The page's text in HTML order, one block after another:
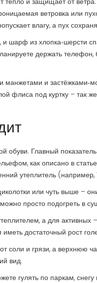
ветровка или
влагу, а пух
из хлопка‑шерсти
держать
и
флиса под куртку – так
обуви. Главный
как описано в
утеплитель
или чуть выше –
просто подогреть в
а для активных
достаточный рост
соли и грязи, а верхнюю
вид.
гулять по паркам, снегу